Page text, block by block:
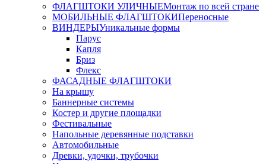
ФЛАГШТОКИ УЛИЧНЫЕМонтаж по всей стране
МОБИЛЬНЫЕ ФЛАГШТОКИПереносные
ВИНДЕРЫУникальные формы
Парус
Капля
Бриз
Флекс
ФАСАДНЫЕ ФЛАГШТОКИ
На крышу
Баннерные системы
Костер и другие площадки
Фестивальные
Напольные деревянные подставки
Автомобильные
Древки, удочки, трубочки